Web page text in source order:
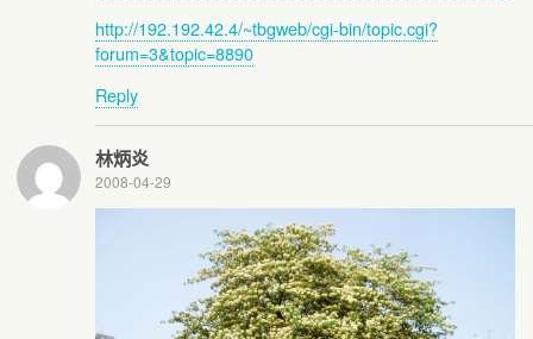
http://192.192.42.4/~tbgweb/cgi-bin/topic.cgi?
forum=3&topic=8890
Reply
林炳炎
2008-04-29